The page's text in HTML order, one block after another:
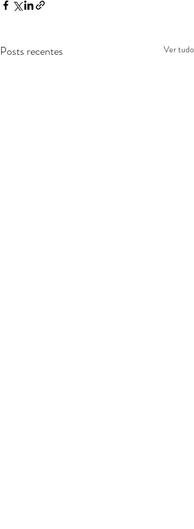
Posts recentes Ver tudo